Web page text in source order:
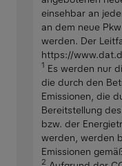
einsehbar an
an dem neue
werden. Der
https://
1 Es werden nur
die durch den
Emissionen, die
Bereitstellung
bzw. der
werden, werden
Emissionen
2